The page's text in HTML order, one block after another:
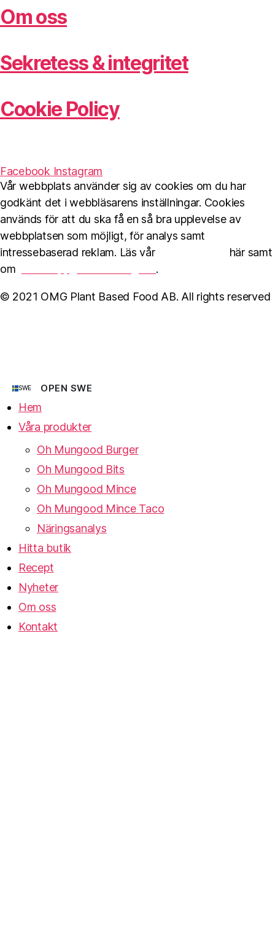
Om oss
Sekretess & integritet
Cookie Policy
Facebook Instagram
Vår webbplats använder sig av cookies om du har
godkänt det i webbläsarens inställningar. Cookies
används för att du ska få en så bra upplevelse av
webbplatsen som möjligt, för analys samt
intressebaserad reklam. Läs vår
här samt
om
.
© 2021 OMG Plant Based Food AB. All rights reserved
SWE OPEN SWE
Hem
Våra produkter
Oh Mungood Burger
Oh Mungood Bits
Oh Mungood Mince
Oh Mungood Mince Taco
Näringsanalys
Hitta butik
Recept
Nyheter
Om oss
Kontakt